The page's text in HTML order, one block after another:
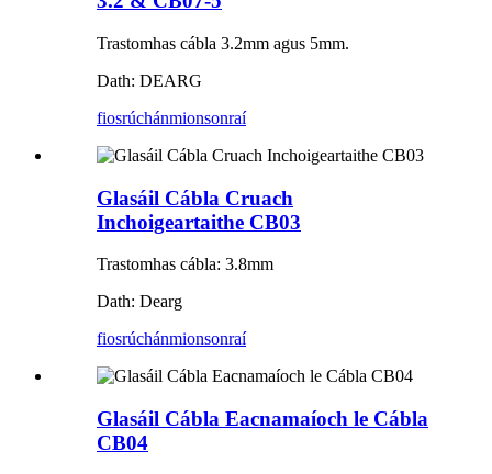
Trastomhas cábla 3.2mm agus 5mm.
Dath: DEARG
fiosrúchánmionsonraí
Glasáil Cábla Cruach
Inchoigeartaithe CB03
Trastomhas cábla: 3.8mm
Dath: Dearg
fiosrúchánmionsonraí
Glasáil Cábla Eacnamaíoch le Cábla
CB04